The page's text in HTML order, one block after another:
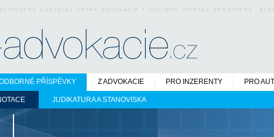
časopisu české advokacie • oficiální stránky odborného
PŘÍSPĚVKY
JUDIKATURA A STANOVISKA
Z ADVOKACIE PRO INZERENTY PRO